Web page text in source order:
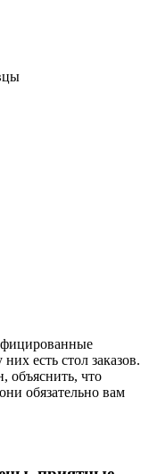
есть стол заказов.
объяснить, что
обязательно вам